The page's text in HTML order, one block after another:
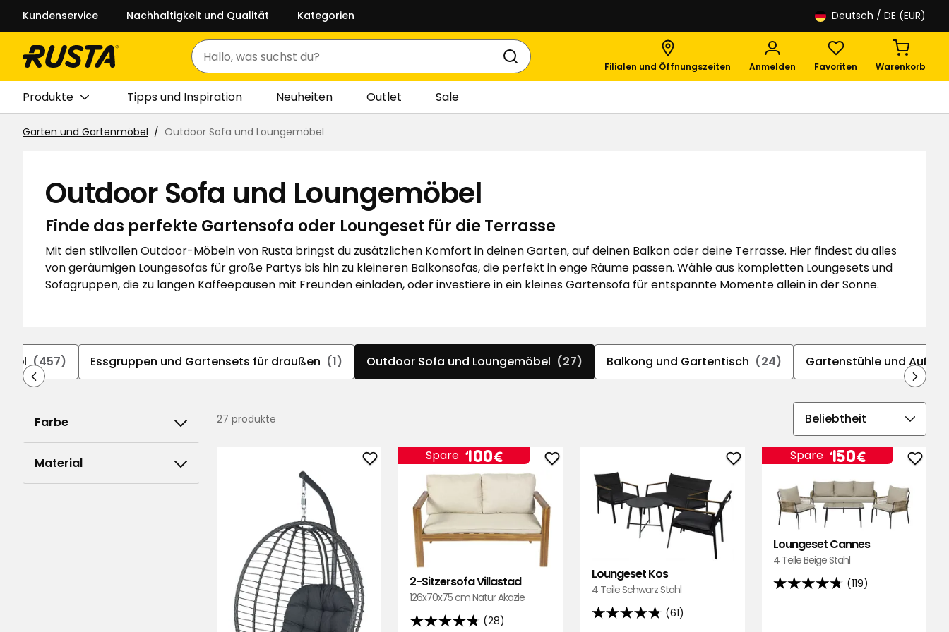
Kundenservice Nachhaltigkeit und Qualität Kategorien Deutsch / DE (EUR)
Suchen Filialen und Öffnungszeiten Anmelden Favoriten Warenkorb
Produkte Tipps und Inspiration Neuheiten Outlet Sale
Garten und Gartenmöbel Outdoor Sofa und Loungemöbel
Outdoor Sofa und Loungemöbel
Finde das perfekte Gartensofa oder Loungeset für die Terrasse
Mit den stilvollen Outdoor-Möbeln von Rusta bringst du zusätzlichen Komfort in deinen Garten, auf deinen Balkon oder deine Terrasse. Hier findest du alles
von geräumigen Loungesofas für große Partys bis hin zu kleineren Balkonsofas, die perfekt in enge Räume passen. Wähle aus kompletten Loungesets und
Sofagruppen, die zu langen Kaffeepausen mit Freunden einladen, oder investiere in ein kleines Gartensofa für entspannte Momente allein in der Sonne.
(457) Essgruppen und Gartensets für draußen (1) Outdoor Sofa und Loungemöbel (27) Balkong und Gartentisch (24) Gartenstühle und
Farbe
Material
27 produkte
Sortierreihenfolge
Hängesessel
Favoriten
hinzufügen
2-Sitzersofa Villastad
126x70x75 cm Natur Akazie
(28)
4.8
Spare Preis
100€100
€
2-
Sitzersofa
Villastad
Loungeset Kos
4 Teile Schwarz Stahl
(61)
4.8
Loungeset
Favoriten
Loungeset Cannes
4 Teile Beige Stahl
(119)
4.7
Spare Preis
150€150